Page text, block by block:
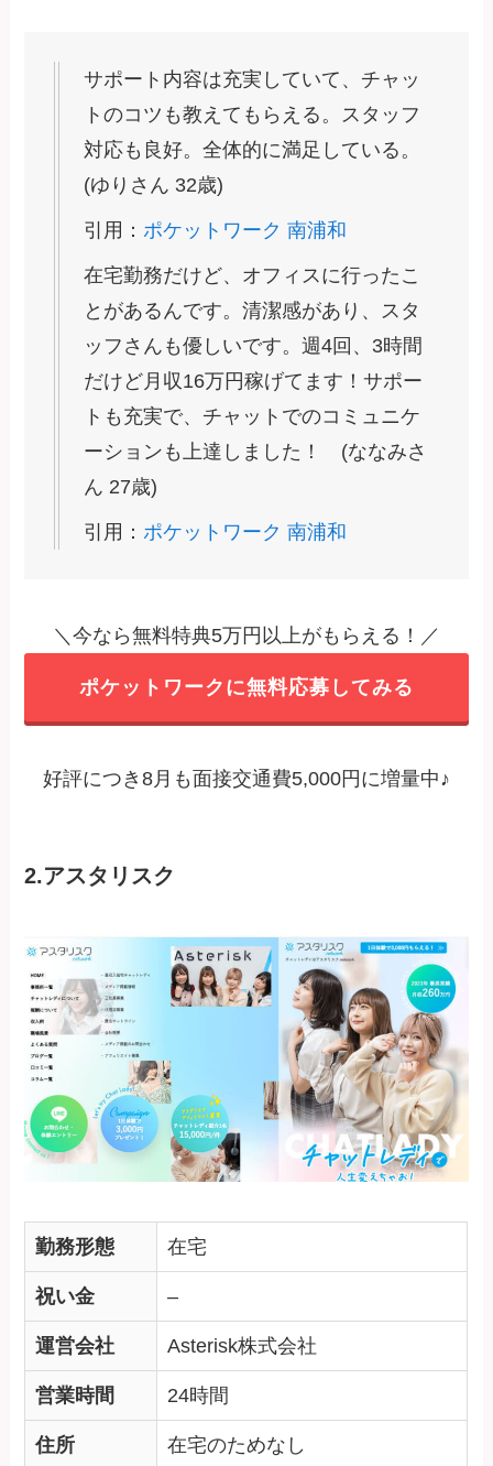
サポート内容は充実していて、チャッ
トのコツも教えてもらえる。スタッフ
対応も良好。全体的に満足している。
(ゆりさん 32歳)
引用： ポケットワーク 南浦和
在宅勤務だけど、オフィスに行ったこ
とがあるんです。清潔感があり、スタ
ッフさんも優しいです。週4回、3時間
だけど月収16万円稼げてます！サポー
トも充実で、チャットでのコミュニケ
ーションも上達しました！ (ななみさ
ん 27歳)
引用： ポケットワーク 南浦和
＼今なら無料特典5万円以上がもらえる！／
ポケットワークに無料応募してみる
好評につき8月も面接交通費5,000円に増量中♪
2.アスタリスク
勤務形態 在宅
祝い金 –
運営会社 Asterisk株式会社
営業時間 24時間
住所 在宅のためなし